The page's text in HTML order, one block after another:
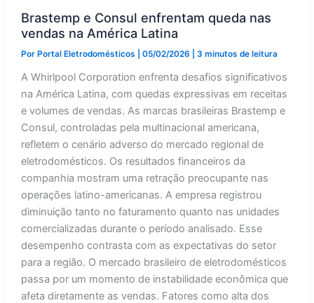
Brastemp e Consul enfrentam queda nas
vendas na América Latina
Por Portal Eletrodomésticos 05/02/2026 3 minutos de leitura
A Whirlpool Corporation enfrenta desafios significativos
na América Latina, com quedas expressivas em receitas
e volumes de vendas. As marcas brasileiras Brastemp e
Consul, controladas pela multinacional americana,
refletem o cenário adverso do mercado regional de
eletrodomésticos. Os resultados financeiros da
companhia mostram uma retração preocupante nas
operações latino-americanas. A empresa registrou
diminuição tanto no faturamento quanto nas unidades
comercializadas durante o período analisado. Esse
desempenho contrasta com as expectativas do setor
para a região. O mercado brasileiro de eletrodomésticos
passa por um momento de instabilidade econômica que
afeta diretamente as vendas. Fatores como alta dos